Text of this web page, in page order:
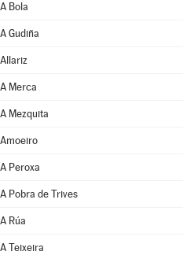
A Bola
A Gudiña
Allariz
A Merca
A Mezquita
Amoeiro
A Peroxa
A Pobra de Trives
A Rúa
A Teixeira